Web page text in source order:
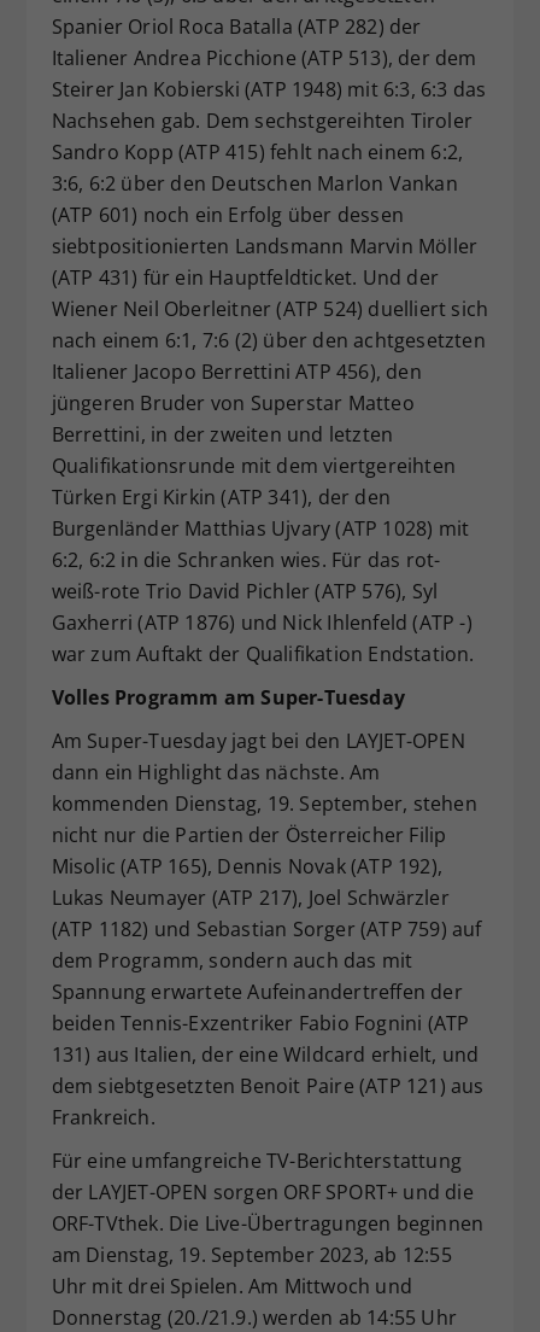
Spanier Oriol Roca Batalla (ATP 282) der
Italiener Andrea Picchione (ATP 513), der dem
Steirer Jan Kobierski (ATP 1948) mit 6:3, 6:3 das
Nachsehen gab. Dem sechstgereihten Tiroler
Sandro Kopp (ATP 415) fehlt nach einem 6:2,
3:6, 6:2 über den Deutschen Marlon Vankan
(ATP 601) noch ein Erfolg über dessen
siebtpositionierten Landsmann Marvin Möller
(ATP 431) für ein Hauptfeldticket. Und der
Wiener Neil Oberleitner (ATP 524) duelliert sich
nach einem 6:1, 7:6 (2) über den achtgesetzten
Italiener Jacopo Berrettini ATP 456), den
jüngeren Bruder von Superstar Matteo
Berrettini, in der zweiten und letzten
Qualifikationsrunde mit dem viertgereihten
Türken Ergi Kirkin (ATP 341), der den
Burgenländer Matthias Ujvary (ATP 1028) mit
6:2, 6:2 in die Schranken wies. Für das rot-
weiß-rote Trio David Pichler (ATP 576), Syl
Gaxherri (ATP 1876) und Nick Ihlenfeld (ATP -)
war zum Auftakt der Qualifikation Endstation.
Volles Programm am Super-Tuesday
Am Super-Tuesday jagt bei den LAYJET-OPEN
dann ein Highlight das nächste. Am
kommenden Dienstag, 19. September, stehen
nicht nur die Partien der Österreicher Filip
Misolic (ATP 165), Dennis Novak (ATP 192),
Lukas Neumayer (ATP 217), Joel Schwärzler
(ATP 1182) und Sebastian Sorger (ATP 759) auf
dem Programm, sondern auch das mit
Spannung erwartete Aufeinandertreffen der
beiden Tennis-Exzentriker Fabio Fognini (ATP
131) aus Italien, der eine Wildcard erhielt, und
dem siebtgesetzten Benoit Paire (ATP 121) aus
Frankreich.
Für eine umfangreiche TV-Berichterstattung
der LAYJET-OPEN sorgen ORF SPORT+ und die
ORF-TVthek. Die Live-Übertragungen beginnen
am Dienstag, 19. September 2023, ab 12:55
Uhr mit drei Spielen. Am Mittwoch und
Donnerstag (20./21.9.) werden ab 14:55 Uhr